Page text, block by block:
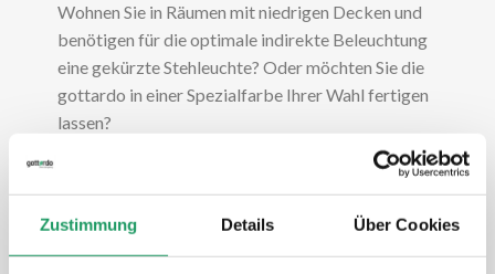
Zustimmung Details Über Cookies
Wohnen Sie in Räumen mit niedrigen Decken und
benötigen für die optimale indirekte Beleuchtung
eine gekürzte Stehleuchte? Oder möchten Sie die
gottardo in einer Spezialfarbe Ihrer Wahl fertigen
lassen?
In unserer Leuchtenmanufaktur können wir auch
auf Spezialwünsche eingehen. Teilen Sie uns Ihre
individuellen Wünsche mit – unser gottardo
Lichtteam berät Sie gerne hinsichtlich